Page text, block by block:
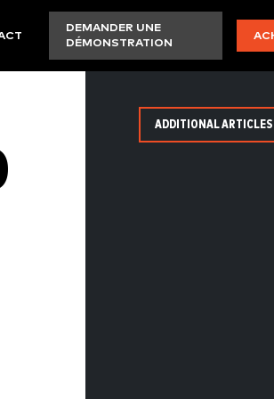
DEMANDER UNE
DÉMONSTRATION
ADDITIONAL ARTICLES